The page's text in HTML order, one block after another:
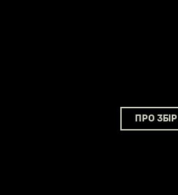
ПРО ЗБІР